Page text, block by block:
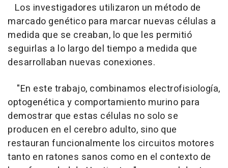
Los investigadores utilizaron un método de
marcado genético para marcar nuevas células a
medida que se creaban, lo que les permitió
seguirlas a lo largo del tiempo a medida que
desarrollaban nuevas conexiones.
"En este trabajo, combinamos electrofisiología,
optogenética y comportamiento murino para
demostrar que estas células no solo se
producen en el cerebro adulto, sino que
restauran funcionalmente los circuitos motores
tanto en ratones sanos como en el contexto de